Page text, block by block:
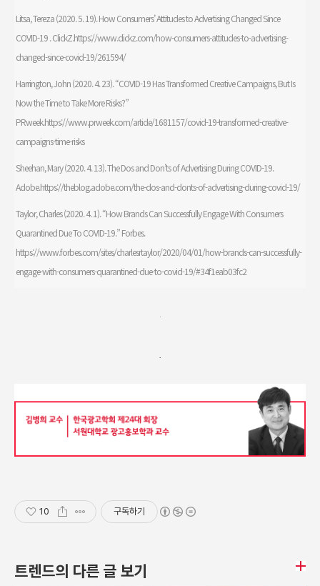
Litsa, Tereza (2020. 5. 19). How Consumers’ Attitudes to Advertising Changed Since
COVID-19 . ClickZ.https://www.clickz.com/how-consumers-attitudes-to-advertising-
changed-since-covid-19/261594/
Harrington, John (2020. 4. 23). “COVID-19 Has Transformed Creative Campaigns, But Is
Now the Time to Take More Risks?”
PRweek.https://www.prweek.com/article/1681157/covid-19-transformed-creative-
campaigns-time-risks
Sheehan, Mary (2020. 4. 13). The Dos and Don’ts of Advertising During COVID-19.
Adobe.https://theblog.adobe.com/the-dos-and-donts-of-advertising-during-covid-19/
Taylor, Charles (2020. 4. 1). “How Brands Can Successfully Engage With Consumers
Quarantined Due To COVID-19.” Forbes.
https://www.forbes.com/sites/charlesrtaylor/2020/04/01/how-brands-can-successfully-
engage-with-consumers-quarantined-due-to-covid-19/#34f1eab03fc2
10 구독하기
트렌드의 다른 글 보기